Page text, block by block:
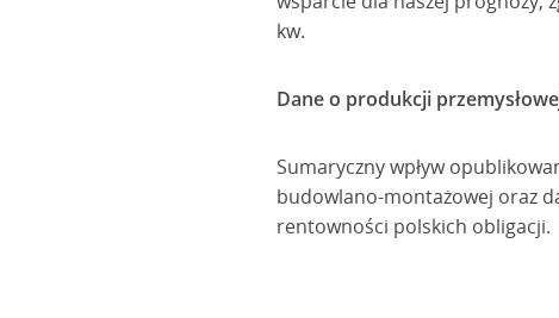
kw.
Dane o produkcji
Sumaryczny wpływ
budowlano-montażowej oraz
rentowności polskich obligacji.